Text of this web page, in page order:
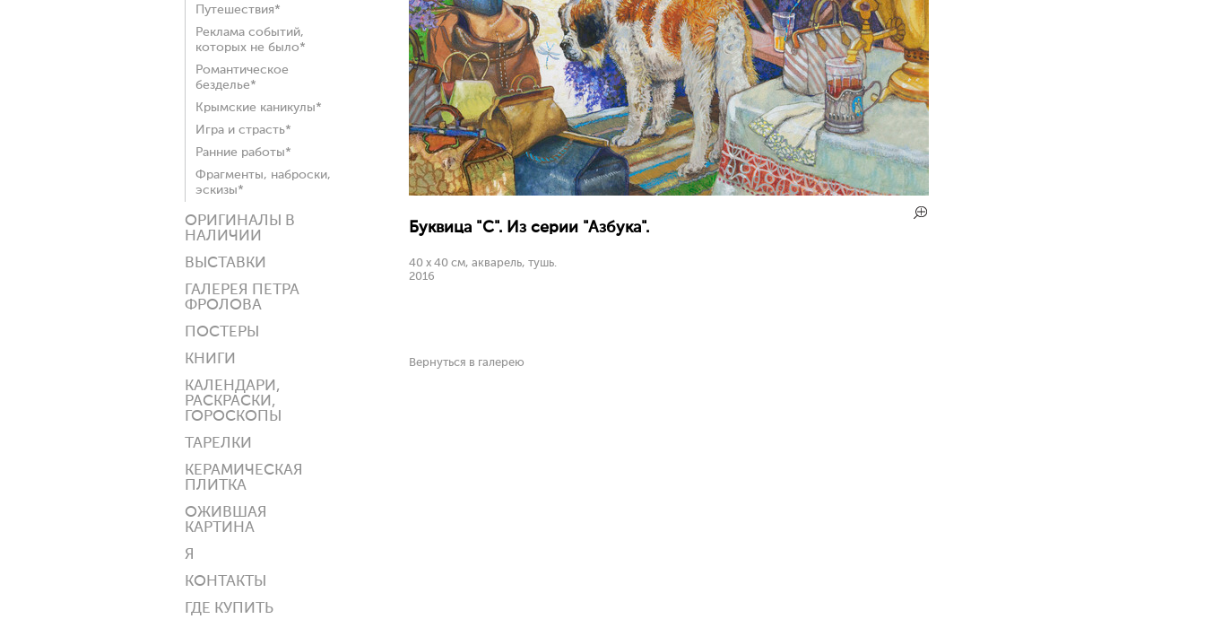
Путешествия*
Реклама событий,
которых не было*
Романтическое
безделье*
Крымские каникулы*
Игра и страсть*
Ранние работы*
Фрагменты, наброски,
эскизы*
ОРИГИНАЛЫ В
НАЛИЧИИ
ВЫСТАВКИ
ГАЛЕРЕЯ ПЕТРА
ФРОЛОВА
ПОСТЕРЫ
КНИГИ
КАЛЕНДАРИ,
РАСКРАСКИ,
ГОРОСКОПЫ
ТАРЕЛКИ
КЕРАМИЧЕСКАЯ
ПЛИТКА
ОЖИВШАЯ
КАРТИНА
Я
КОНТАКТЫ
ГДЕ КУПИТЬ
Буквица "С". Из серии "Азбука".
40 х 40 см, акварель, тушь.
2016
Вернуться в галерею